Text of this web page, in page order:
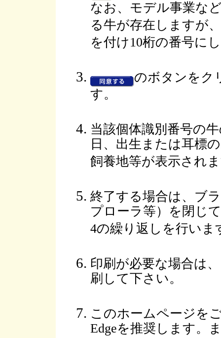
なお、モデル事業な
る牛が存在しますが
を付け10桁の番号に
のボタンをク
す。
当該個体識別番号の
日、出生または耳標
飼養地等が表示され
終了する場合は、ブ
プローラ等）を閉じ
4の繰り返しを行いま
印刷が必要な場合は
刷して下さい。
このホームページを
Edgeを推奨します。